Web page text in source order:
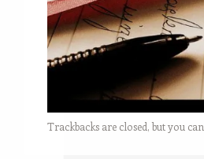
Trackbacks are closed, but you can